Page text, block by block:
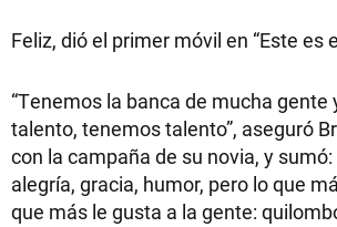
Feliz, dió el primer móvil en “Este es
“Tenemos la banca de mucha gente
talento, tenemos talento”, aseguró
con la campaña de su novia, y
alegría, gracia, humor, pero lo que
que más le gusta a la gente: